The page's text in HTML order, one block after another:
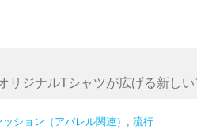
リジナルTシャツが広げる新し
ッション（アパレル関連） 流行